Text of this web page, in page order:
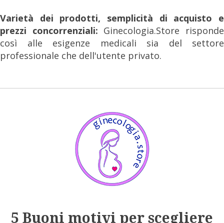
Varietà dei prodotti, semplicità di acquisto e
prezzi concorrenziali: Ginecologia.Store risponde
così alle esigenze medicali sia del settore
professionale che dell'utente privato.
5 Buoni motivi per scegliere